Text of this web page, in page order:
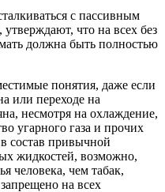
с пассивным
что на всех без
должна быть полностью
понятия, даже если
или переходе на
несмотря на охлаждение,
угарного газа и прочих
состав привычной
жидкостей, возможно,
человека, чем табак,
на всех